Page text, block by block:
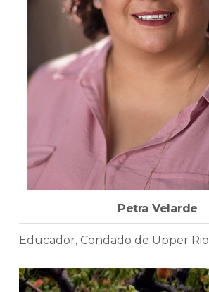
Petra Velarde
Educador, Condado de Upper Rio